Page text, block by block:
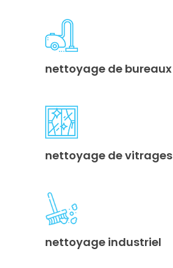
nettoyage de bureaux
nettoyage de vitrages
nettoyage industriel